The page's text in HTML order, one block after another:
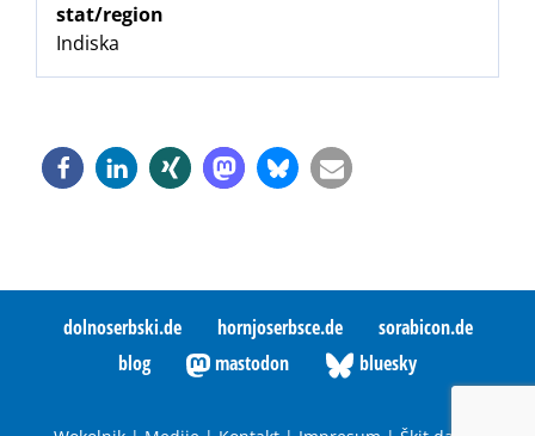
stat/region
Indiska
dolnoserbski.de hornjoserbsce.de
sorabicon.de
blog
mastodon bluesky